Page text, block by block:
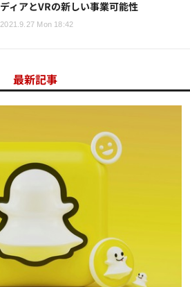
ディアとVRの新しい事業可能性
2021.9.27 Mon 18:42
最新記事